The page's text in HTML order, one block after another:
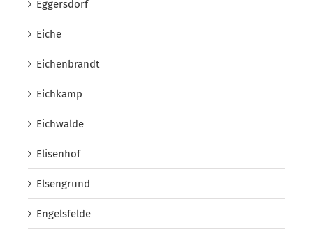
Eggersdorf
Eiche
Eichenbrandt
Eichkamp
Eichwalde
Elisenhof
Elsengrund
Engelsfelde